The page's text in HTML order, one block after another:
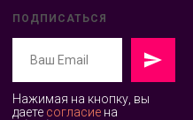
ПОДПИСАТЬСЯ
Нажимая на кнопку, вы
даете согласие на